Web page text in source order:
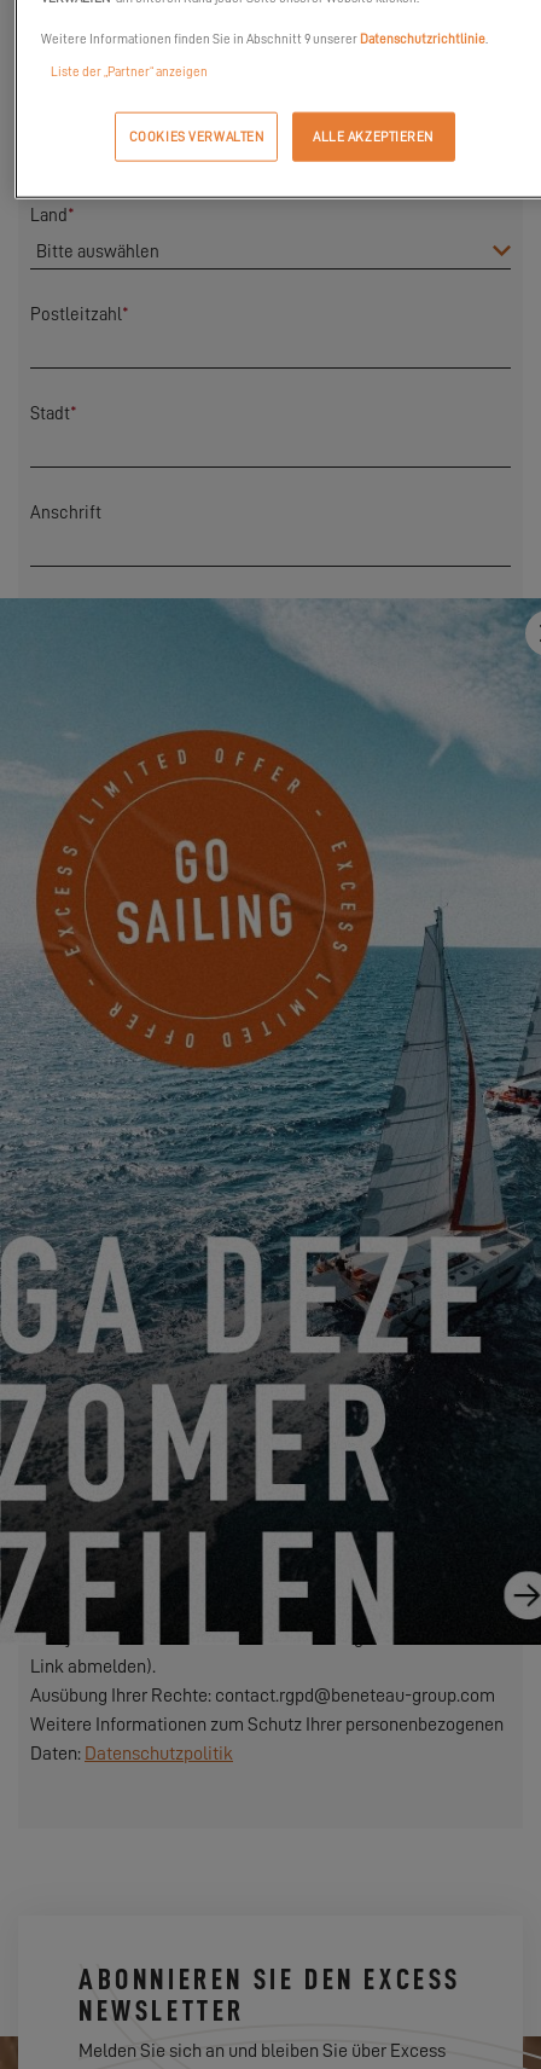
*
Land *
Postleitzahl*
Stadt*
Anschrift
Haben Sie uns etwas mitzuteilen?
Ich möchte über Neuigkeiten, Veranstaltungen und
Angebote von EXCESS auf elektronischem Wege informiert
werden.
Friendly Captcha
Die Bearbeitung Ihrer Anfrage erfordert die Übertragung der in
den Pflichtfeldern dieses Formulars eingegebenen
persönlichen Daten an den von Ihnen ausgewählten Händler,
damit dieser sich mit Ihnen in Verbindung setzen kann. Durch
Klicken auf die Schaltfläche „ABSENDEN“ bestätigen Sie Ihr
Einverständnis mit der Übertragung dieser Daten.
ABSENDEN
Mit EXCESS ist Construction Navale Bordeaux gemeint, die
als Verantwortliche für die Datenverarbeitung fungiert. Ihre
personenbezogenen Daten werden verarbeitet, um Ihre
Anfrage zu beantworten, unsere Beziehungen zu Ihnen zu
verwalten und Ihnen, falls Sie sich dafür entschieden haben,
unsere Mitteilungen zuzusenden (in diesem Fall können Sie
sich jederzeit über den in unseren Sendungen enthaltenen
Link abmelden).
Ausübung Ihrer Rechte: contact.rgpd@beneteau-group.com
Weitere Informationen zum Schutz Ihrer personenbezogenen
Daten: Datenschutzpolitik
ABONNIEREN SIE DEN EXCESS
NEWSLETTER
Melden Sie sich an und bleiben Sie über Excess
Weitere Informationen finden Sie in Abschnitt 9 unserer Datenschutzrichtlinie
Liste der „Partner“ anzeigen
COOKIES VERWALTEN ALLE AKZEPTIEREN